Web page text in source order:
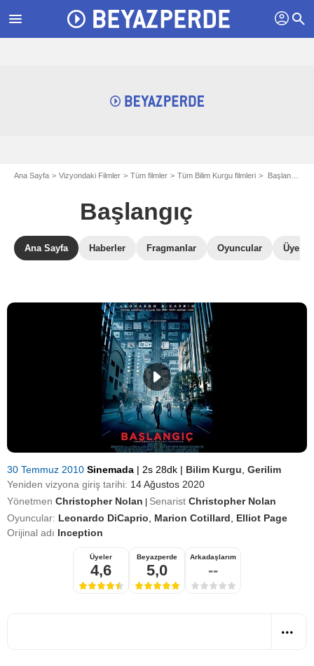
menu profil search
Ana Sayfa Vizyondaki Filmler Tüm filmler Tüm Bilim Kurgu filmleri Başlangıç
Başlangıç
Ana Sayfa Haberler Fragmanlar Oyuncular Üye
30 Temmuz 2010 Sinemada | 2s 28dk | Bilim Kurgu Gerilim
Yeniden vizyona giriş tarihi: 14 Ağustos 2020
Yönetmen Christopher Nolan Senarist Christopher Nolan
Oyuncular: Leonardo DiCaprio Marion Cotillard
Elliot Page
Orijinal adı Inception
Üyeler
4,6
Beyazperde
5,0
Arkadaşlarım
--